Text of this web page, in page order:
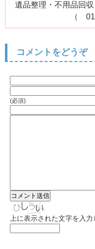
遺品整理・不用品回
（
コメントをどうぞ
(必須)
上に表示された文字を入力